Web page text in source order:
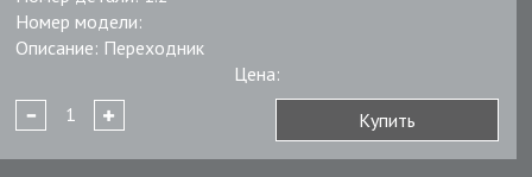
Номер модели:
Описание: Переходник
Цена:
Купить